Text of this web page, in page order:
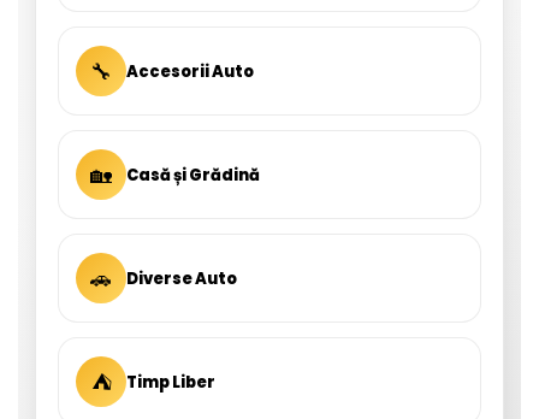
🔧 Accesorii Auto
🏡 Casă și Grădină
🚗 Diverse Auto
⛺ Timp Liber